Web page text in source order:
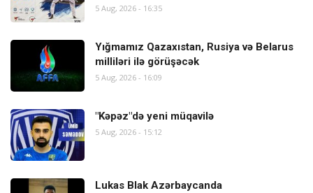
5 Aug, 2026 - 16:35
Yığmamız Qazaxıstan, Rusiya və Belarus
milliləri ilə görüşəcək
5 Aug, 2026 - 16:09
"Kəpəz"də yeni müqavilə
5 Aug, 2026 - 15:12
Lukas Blak Azərbaycanda